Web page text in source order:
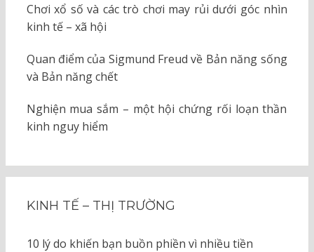
Chơi xổ số và các trò chơi may rủi dưới góc nhìn
kinh tế – xã hội
Quan điểm của Sigmund Freud về Bản năng sống
và Bản năng chết
Nghiện mua sắm – một hội chứng rối loạn thần
kinh nguy hiểm
KINH TẾ – THỊ TRƯỜNG
10 lý do khiến bạn buồn phiền vì nhiều tiền